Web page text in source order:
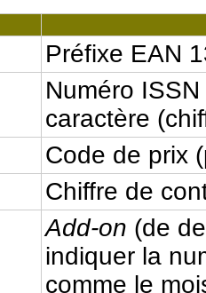
Préfixe EAN
Numéro
caractère
Code de prix
Chiffre de
Add-on (de
indiquer la
comme le